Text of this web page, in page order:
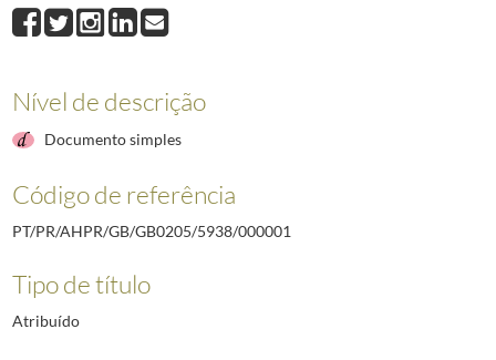
000006
Apontamento da Assessoria para as Relações Internacionais sobre
000009 Memorando sobre reunião do Presidente da República, Jorge
000016 Índice dos documentos constantes no dossier
Nível de descrição
Documento simples
Código de referência
PT/PR/AHPR/GB/GB0205/5938/000001
Tipo de título
Atribuído